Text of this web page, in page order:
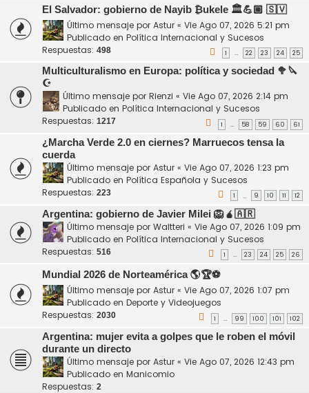
El Salvador: gobierno de Nayib ₿ukele 🏛️💪🏼 🇸🇻
Último mensaje por Astur « Vie Ago 07, 2026 5:21 pm
Publicado en Política Internacional y Sucesos
Respuestas: 498 1 … 22 23 24 25
Multiculturalismo en Europa: política y sociedad 🥦🔪
☪️
Último mensaje por Rienzi « Vie Ago 07, 2026 2:14 pm
Publicado en Política Internacional y Sucesos
Respuestas: 1217 1 … 58 59 60 61
¿Marcha Verde 2.0 en ciernes? Marruecos tensa la
cuerda
Último mensaje por Astur « Vie Ago 07, 2026 1:23 pm
Publicado en Política Española y Sucesos
Respuestas: 223 1 … 9 10 11 12
Argentina: gobierno de Javier Milei 🦁🧉🇦🇷
Último mensaje por Waltteri « Vie Ago 07, 2026 1:09 pm
Publicado en Política Internacional y Sucesos
Respuestas: 516 1 … 23 24 25 26
Mundial 2026 de Norteamérica 🌎🏆⚽
Último mensaje por Astur « Vie Ago 07, 2026 1:07 pm
Publicado en Deporte y Videojuegos
Respuestas: 2030 1 … 99 100 101 102
Argentina: mujer evita a golpes que le roben el móvil
durante un directo
Último mensaje por Astur « Vie Ago 07, 2026 12:43 pm
Publicado en Manicomio
Respuestas: 2